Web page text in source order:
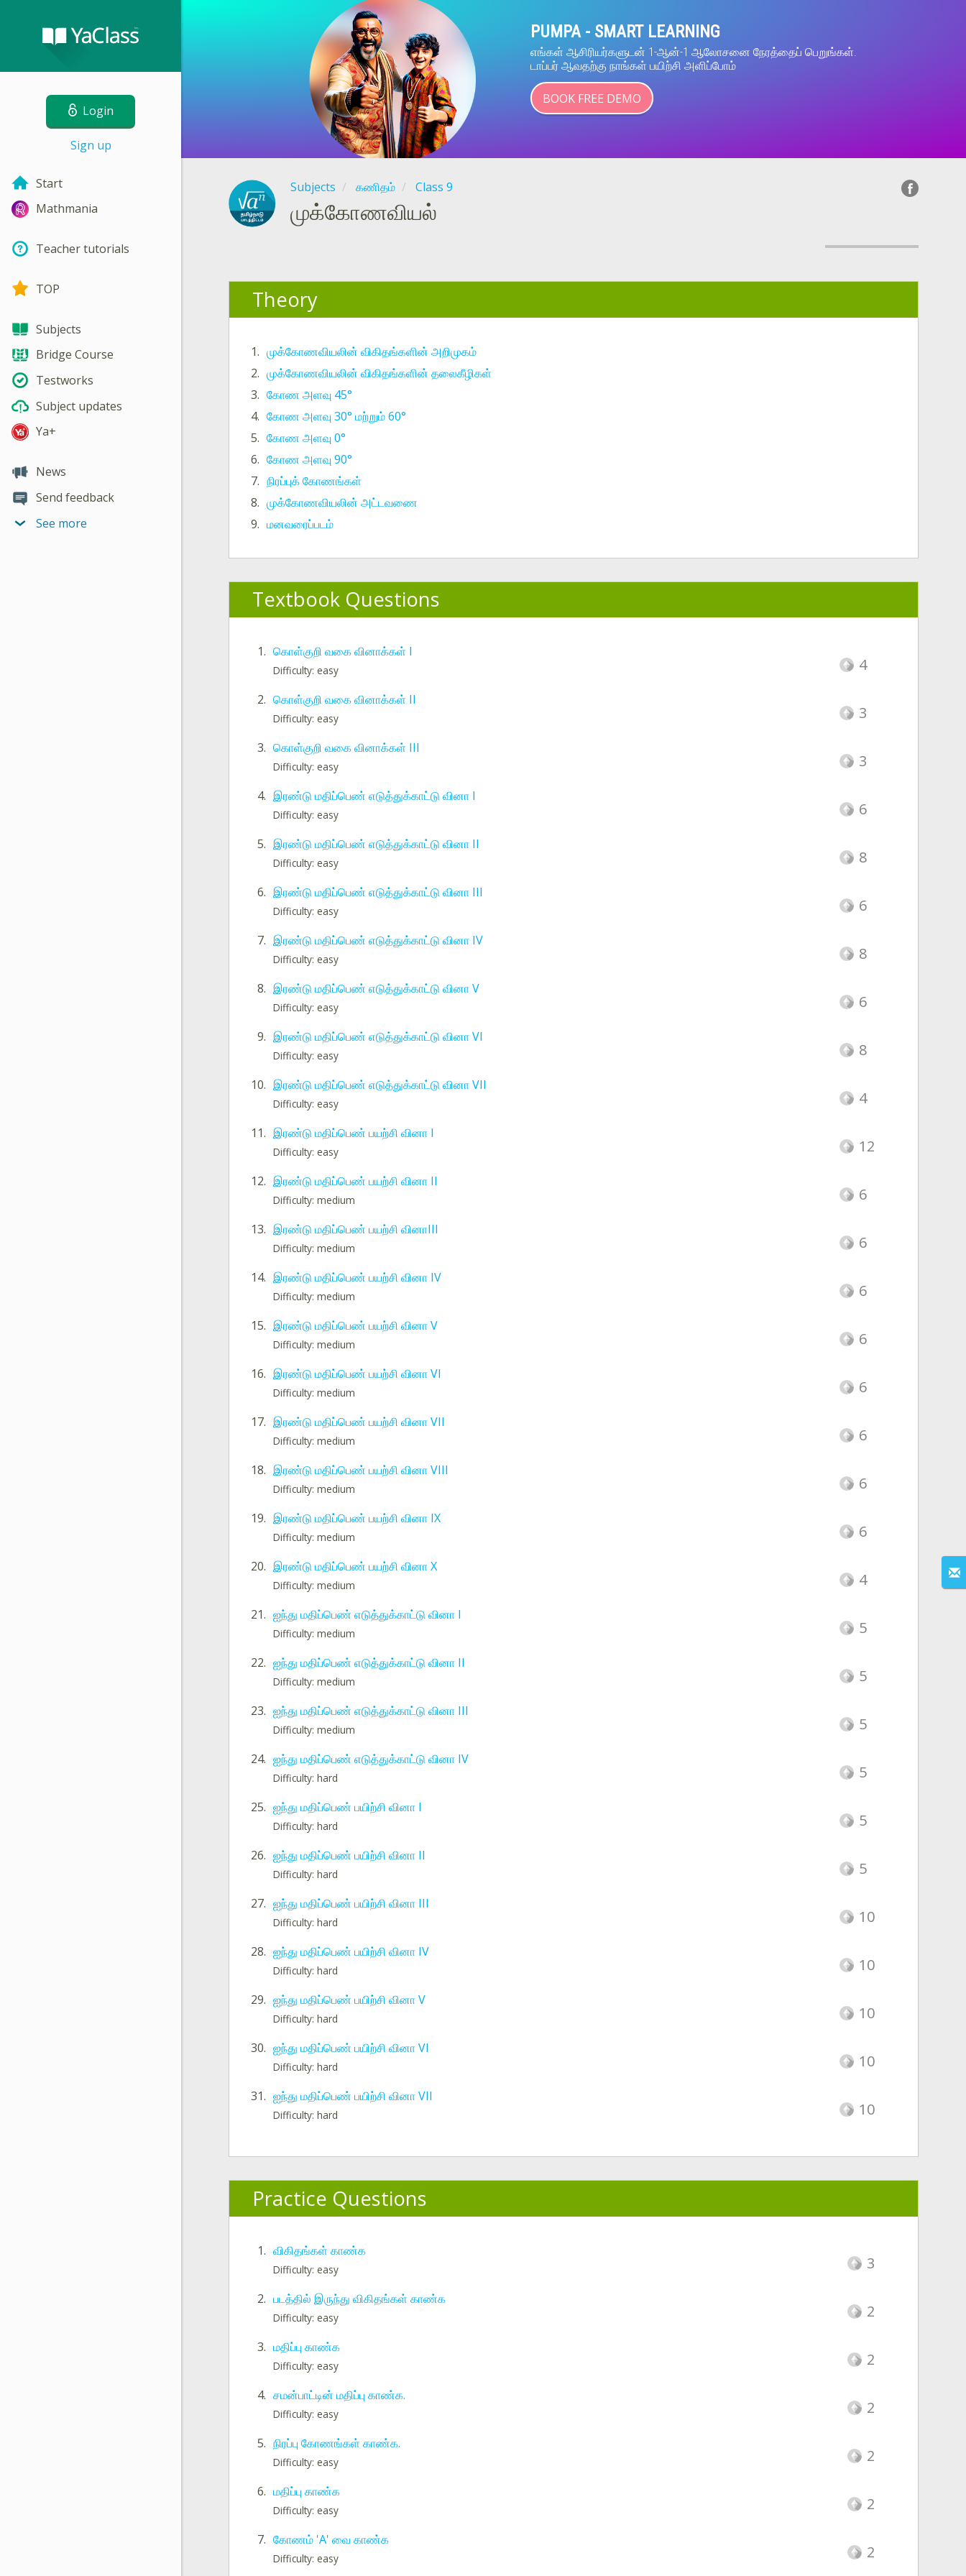
Login
Sign up
Start
Mathmania
Teacher tutorials
TOP
Subjects
Bridge Course
Testworks
Subject updates
Ya+
News
Send feedback
See more
PUMPA - SMART LEARNING
எங்கள் ஆசிரியர்களுடன் 1-ஆன்-1 ஆலோசனை நேரத்தைப் பெறுங்கள்.
டாப்பர் ஆவதற்கு நாங்கள் பயிற்சி அளிப்போம்
BOOK FREE DEMO
Subjects கணிதம் Class 9
முக்கோணவியல்
Theory
1. முக்கோணவியலின் விகிதங்களின் அறிமுகம்
2. முக்கோணவியலின் விகிதங்களின் தலைகீழிகள்
3. கோண அளவு 45°
4. கோண அளவு 30° மற்றும் 60°
5. கோண அளவு 0°
6. கோண அளவு 90°
7. நிரப்புக் கோணங்கள்
8. முக்கோணவியலின் அட்டவணை
9. மனவரைப்படம்
Textbook Questions
1. கொள்குறி வகை வினாக்கள் I
Difficulty: easy 4
2. கொள்குறி வகை வினாக்கள் II
Difficulty: easy 3
3. கொள்குறி வகை வினாக்கள் III
Difficulty: easy 3
4. இரண்டு மதிப்பெண் எடுத்துக்காட்டு வினா I
Difficulty: easy 6
5. இரண்டு மதிப்பெண் எடுத்துக்காட்டு வினா II
Difficulty: easy 8
6. இரண்டு மதிப்பெண் எடுத்துக்காட்டு வினா III
Difficulty: easy 6
7. இரண்டு மதிப்பெண் எடுத்துக்காட்டு வினா IV
Difficulty: easy 8
8. இரண்டு மதிப்பெண் எடுத்துக்காட்டு வினா V
Difficulty: easy 6
9. இரண்டு மதிப்பெண் எடுத்துக்காட்டு வினா VI
Difficulty: easy 8
10. இரண்டு மதிப்பெண் எடுத்துக்காட்டு வினா VII
Difficulty: easy 4
11. இரண்டு மதிப்பெண் பயற்சி வினா I
Difficulty: easy 12
12. இரண்டு மதிப்பெண் பயற்சி வினா II
Difficulty: medium 6
13. இரண்டு மதிப்பெண் பயற்சி வினாIII
Difficulty: medium 6
14. இரண்டு மதிப்பெண் பயற்சி வினா IV
Difficulty: medium 6
15. இரண்டு மதிப்பெண் பயற்சி வினா V
Difficulty: medium 6
16. இரண்டு மதிப்பெண் பயற்சி வினா VI
Difficulty: medium 6
17. இரண்டு மதிப்பெண் பயற்சி வினா VII
Difficulty: medium 6
18. இரண்டு மதிப்பெண் பயற்சி வினா VIII
Difficulty: medium 6
19. இரண்டு மதிப்பெண் பயற்சி வினா IX
Difficulty: medium 6
20. இரண்டு மதிப்பெண் பயற்சி வினா X
Difficulty: medium 4
21. ஐந்து மதிப்பெண் எடுத்துக்காட்டு வினா I
Difficulty: medium 5
22. ஐந்து மதிப்பெண் எடுத்துக்காட்டு வினா II
Difficulty: medium 5
23. ஐந்து மதிப்பெண் எடுத்துக்காட்டு வினா III
Difficulty: medium 5
24. ஐந்து மதிப்பெண் எடுத்துக்காட்டு வினா IV
Difficulty: hard 5
25. ஐந்து மதிப்பெண் பயிற்சி வினா I
Difficulty: hard 5
26. ஐந்து மதிப்பெண் பயிற்சி வினா II
Difficulty: hard 5
27. ஐந்து மதிப்பெண் பயிற்சி வினா III
Difficulty: hard 10
28. ஐந்து மதிப்பெண் பயிற்சி வினா IV
Difficulty: hard 10
29. ஐந்து மதிப்பெண் பயிற்சி வினா V
Difficulty: hard 10
30. ஐந்து மதிப்பெண் பயிற்சி வினா VI
Difficulty: hard 10
31. ஐந்து மதிப்பெண் பயிற்சி வினா VII
Difficulty: hard 10
Practice Questions
1. விகிதங்கள் காண்க
Difficulty: easy 3
2. படத்தில் இருந்து விகிதங்கள் காண்க
Difficulty: easy 2
3. மதிப்பு காண்க
Difficulty: easy 2
4. சமன்பாட்டின் மதிப்பு காண்க.
Difficulty: easy 2
5. நிரப்பு கோணங்கள் காண்க.
Difficulty: easy 2
6. மதிப்பு காண்க
Difficulty: easy 2
7. கோணம் 'A' வை காண்க
Difficulty: easy 2